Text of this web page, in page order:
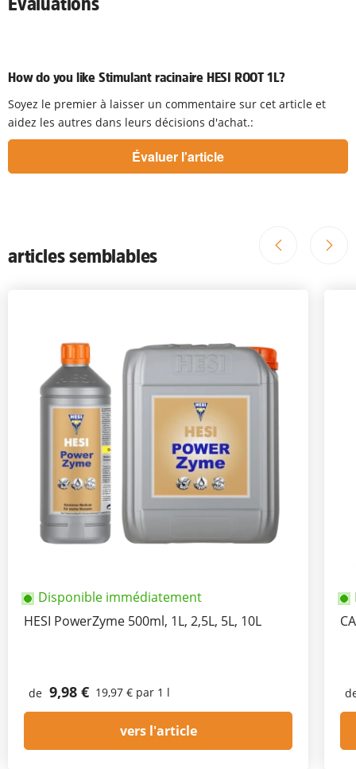
How do you like Stimulant racinaire HESI ROOT 1L?
Soyez le premier à laisser un commentaire sur cet article et
aidez les autres dans leurs décisions d'achat.:
articles semblables
Disponible immédiatement
HESI PowerZyme 500ml, 1L, 2,5L, 5L, 10L
de 9,98 € 19,97 € par 1 l
vers l'article